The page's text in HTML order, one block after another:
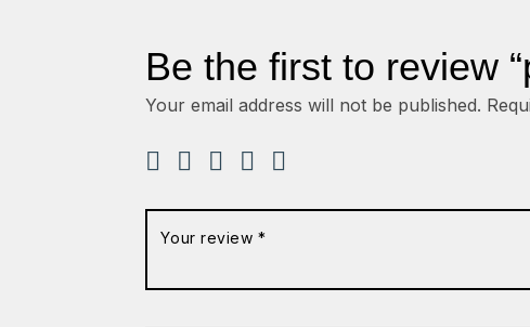
Be the first to review
Your email address will not be published.